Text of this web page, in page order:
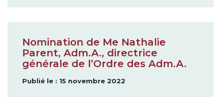
Nomination de Me Nathalie
Parent, Adm.A., directrice
générale de l’Ordre des Adm.A.
Publié le : 15 novembre 2022